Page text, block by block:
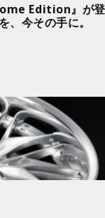
Edition』が登
、今その手に。